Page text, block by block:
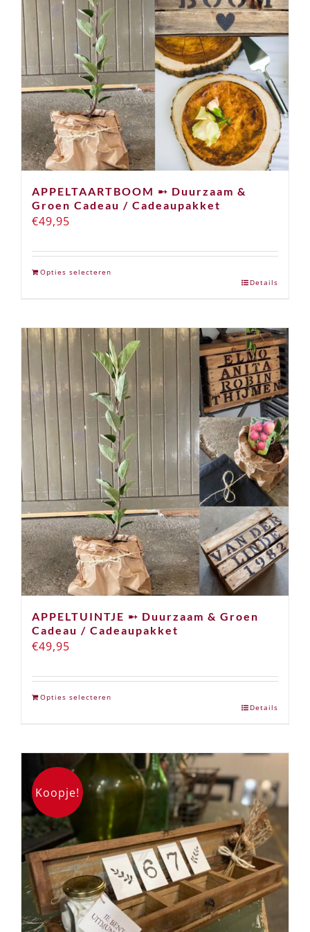
APPELTAARTBOOM ➸ Duurzaam &
Groen Cadeau / Cadeaupakket
€49,95
Opties selecteren
Details
APPELTUINTJE ➸ Duurzaam & Groen
Cadeau / Cadeaupakket
€49,95
Opties selecteren
Details
Koopje!